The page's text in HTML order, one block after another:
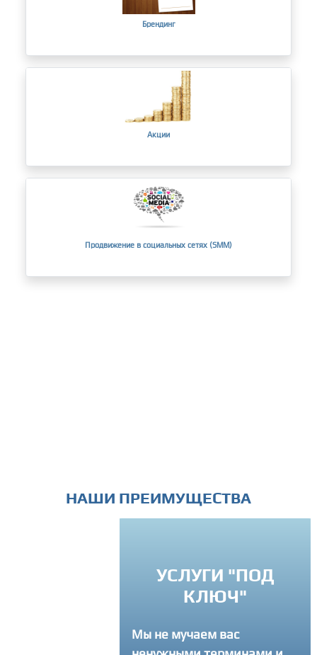
Брендинг
Акции
Продвижение в социальных сетях (SMM)
НАШИ ПРЕИМУЩЕСТВА
УСЛУГИ "ПОД
КЛЮЧ"
Мы не мучаем вас